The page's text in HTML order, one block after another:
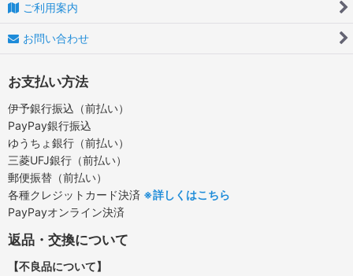
ご利用案内
お問い合わせ
お支払い方法
伊予銀行振込（前払い）
PayPay銀行振込
ゆうちょ銀行（前払い）
三菱UFJ銀行（前払い）
郵便振替（前払い）
各種クレジットカード決済 ※詳しくはこちら
PayPayオンライン決済
返品・交換について
【不良品について】